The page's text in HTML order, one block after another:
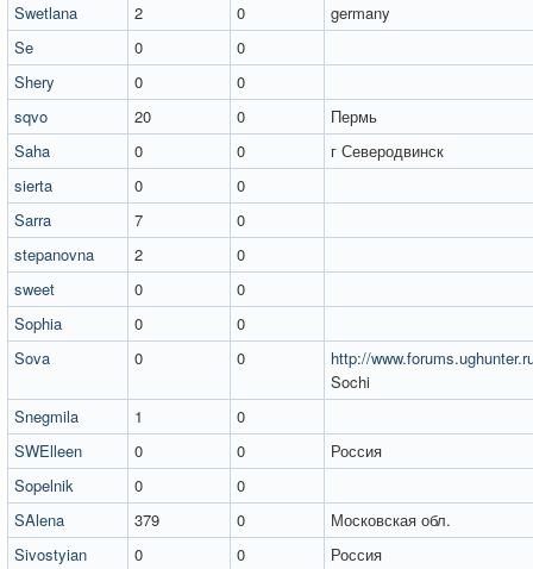
Swetlana
2 0
germany
Se
0
0
Shery
0
0
sqvo
20 0
Пермь
Saha
0 0
г Северодвинск
sierta
0
0
Sarra
7
0
stepanovna
2
0
sweet
0
0
Sophia
0
0
Sova
0 0
http://
Sochi
Snegmila
1
0
SWElleen
0 0
Россия
Sopelnik
0
0
SAlena
379 0
Московская обл.
Sivostyian
0 0
Россия